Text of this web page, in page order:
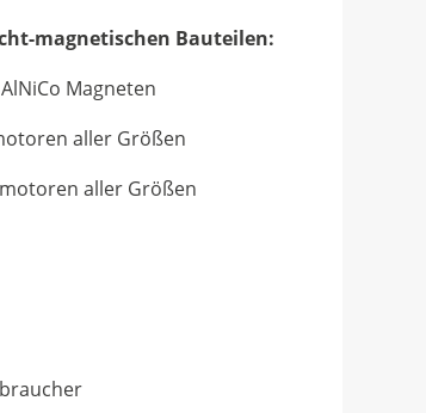
magnetischen Bauteilen:
Magneten
aller Größen
aller Größen